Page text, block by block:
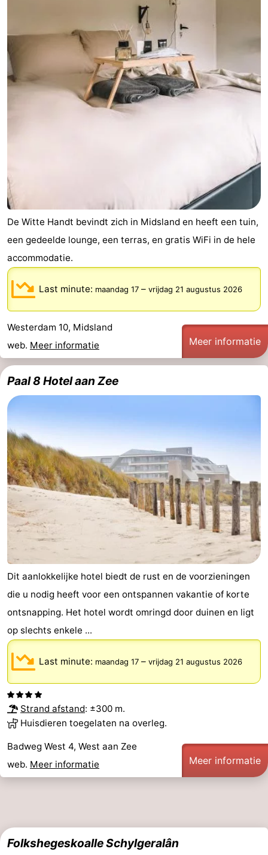
De Witte Handt bevindt zich in Midsland en heeft een tuin,
een gedeelde lounge, een terras, en gratis WiFi in de hele
accommodatie.
Last minute: maandag 17 – vrijdag 21 augustus 2026
Westerdam 10, Midsland
web. Meer informatie Meer informatie
Paal 8 Hotel aan Zee
Dit aanlokkelijke hotel biedt de rust en de voorzieningen
die u nodig heeft voor een ontspannen vakantie of korte
ontsnapping. Het hotel wordt omringd door duinen en ligt
op slechts enkele ...
Last minute: maandag 17 – vrijdag 21 augustus 2026
Strand afstand: ±300 m.
Huisdieren toegelaten na overleg.
Badweg West 4, West aan Zee
web. Meer informatie Meer informatie
Folkshegeskoalle Schylgeralân